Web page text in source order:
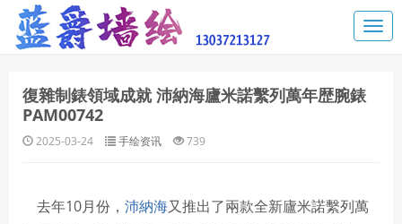
復雜制錶領域成就 沛納海廬米諾繫列萬年歴腕錶
PAM00742
2025-03-24 手绘资讯 739
去年10月份， 沛納海又推出了兩款全新廬米諾繫列萬